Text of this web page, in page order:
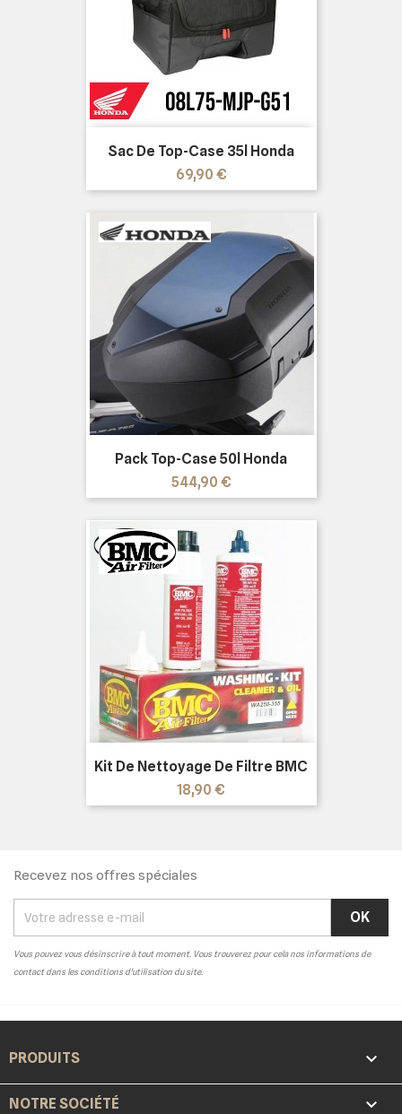
Sac De Top-Case 35l Honda
Prix
69,90 €
Pack Top-Case 50l Honda
Prix
544,90 €
Kit De Nettoyage De Filtre BMC
Prix
18,90 €
Recevez nos offres spéciales
Vous pouvez vous désinscrire à tout moment. Vous trouverez pour cela nos informations de
contact dans les conditions d'utilisation du site.
PRODUITS 
NOTRE SOCIÉTÉ 